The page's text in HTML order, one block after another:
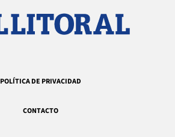
POLÍTICA DE PRIVACIDAD
CONTACTO